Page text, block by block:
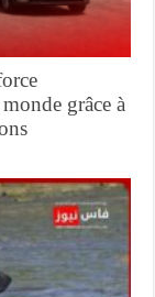
grâce à